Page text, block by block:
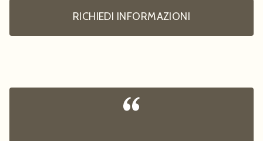
RICHIEDI INFORMAZIONI